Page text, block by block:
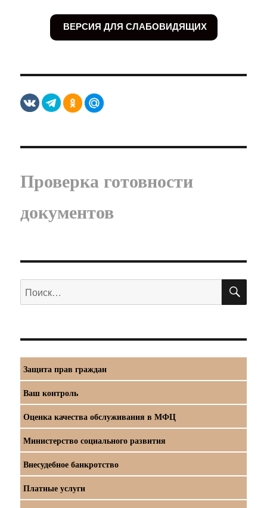
ВЕРСИЯ ДЛЯ СЛАБОВИДЯЩИХ
Проверка готовности
документов
Искать:
Защита прав граждан
Ваш контроль
Оценка качества обслуживания в МФЦ
Министерство социального развития
Внесудебное банкротство
Платные услуги